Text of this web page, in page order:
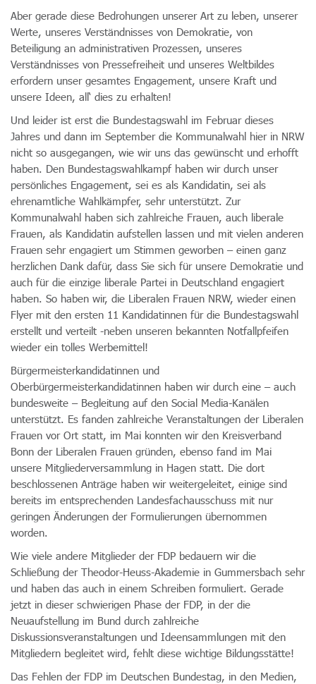
Aber gerade diese Bedrohungen unserer Art zu leben, unserer
Werte, unseres Verständnisses von Demokratie, von
Beteiligung an administrativen Prozessen, unseres
Verständnisses von Pressefreiheit und unseres Weltbildes
erfordern unser gesamtes Engagement, unsere Kraft und
unsere Ideen, all‘ dies zu erhalten!
Und leider ist erst die Bundestagswahl im Februar dieses
Jahres und dann im September die Kommunalwahl hier in NRW
nicht so ausgegangen, wie wir uns das gewünscht und erhofft
haben. Den Bundestagswahlkampf haben wir durch unser
persönliches Engagement, sei es als Kandidatin, sei als
ehrenamtliche Wahlkämpfer, sehr unterstützt. Zur
Kommunalwahl haben sich zahlreiche Frauen, auch liberale
Frauen, als Kandidatin aufstellen lassen und mit vielen anderen
Frauen sehr engagiert um Stimmen geworben – einen ganz
herzlichen Dank dafür, dass Sie sich für unsere Demokratie und
auch für die einzige liberale Partei in Deutschland engagiert
haben. So haben wir, die Liberalen Frauen NRW, wieder einen
Flyer mit den ersten 11 Kandidatinnen für die Bundestagswahl
erstellt und verteilt -neben unseren bekannten Notfallpfeifen
wieder ein tolles Werbemittel!
Bürgermeisterkandidatinnen und
Oberbürgermeisterkandidatinnen haben wir durch eine – auch
bundesweite – Begleitung auf den Social Media-Kanälen
unterstützt. Es fanden zahlreiche Veranstaltungen der Liberalen
Frauen vor Ort statt, im Mai konnten wir den Kreisverband
Bonn der Liberalen Frauen gründen, ebenso fand im Mai
unsere Mitgliederversammlung in Hagen statt. Die dort
beschlossenen Anträge haben wir weitergeleitet, einige sind
bereits im entsprechenden Landesfachausschuss mit nur
geringen Änderungen der Formulierungen übernommen
worden.
Wie viele andere Mitglieder der FDP bedauern wir die
Schließung der Theodor-Heuss-Akademie in Gummersbach sehr
und haben das auch in einem Schreiben formuliert. Gerade
jetzt in dieser schwierigen Phase der FDP, in der die
Neuaufstellung im Bund durch zahlreiche
Diskussionsveranstaltungen und Ideensammlungen mit den
Mitgliedern begleitet wird, fehlt diese wichtige Bildungsstätte!
Das Fehlen der FDP im Deutschen Bundestag, in den Medien,